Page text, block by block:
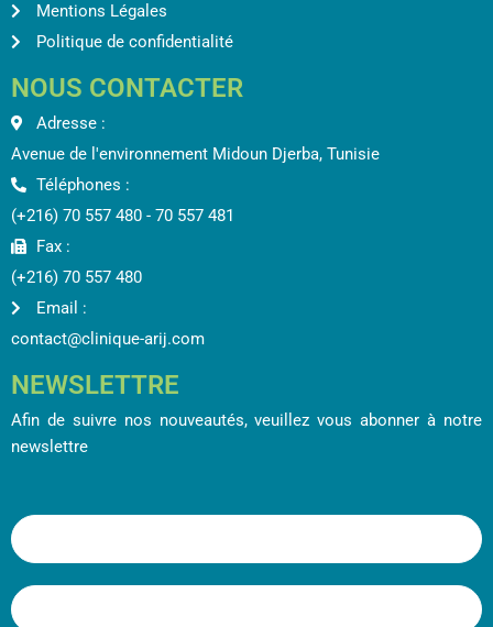
Mentions Légales
Politique de confidentialité
NOUS CONTACTER
Adresse :
Avenue de l'environnement Midoun Djerba, Tunisie
Téléphones :
(+216) 70 557 480 - 70 557 481
Fax :
(+216) 70 557 480
Email :
contact@clinique-arij.com
NEWSLETTRE
Afin de suivre nos nouveautés, veuillez vous abonner à notre
newslettre